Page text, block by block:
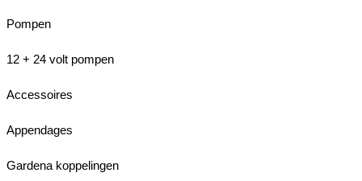
Pompen
12 + 24 volt pompen
Accessoires
Appendages
Gardena koppelingen